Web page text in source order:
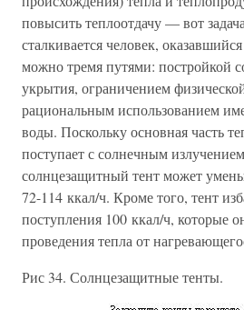
повысить теплоотдачу — вот
сталкивается человек,
можно тремя путями: постройкой
укрытия, ограничением
рациональным использованием
воды. Поскольку основная часть
поступает с солнечным
солнцезащитный тент может
72-114 ккал/ч. Кроме того, тент
поступления 100 ккал/ч, которые
проведения тепла от
Рис 34. Солнцезащитные тенты.